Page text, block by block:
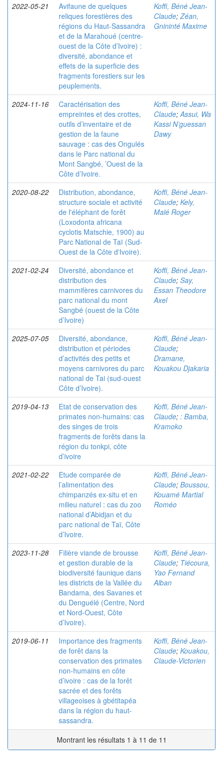
2022-05-21
Avifaune de quelques
reliques forestières des
régions du Haut-Sassandra
et de la Marahoué (centre-
ouest de la Côte d’Ivoire) :
diversité, abondance et
effets de la superficie des
fragments forestiers sur les
peuplements.
Koffi, Béné Jean-
Claude; Zéan,
Gnininté Maxime
2024-11-16
Caractérisation des
empreintes et des crottes,
outils d’inventaire et de
gestion de la faune
sauvage : cas des Ongulés
dans le Parc national du
Mont Sangbé, ’Ouest de la
Côte d’Ivoire.
Koffi, Béné Jean-
Claude; Assui, Wa
Kassi N’guessan
Dawy
2020-08-22
Distribution, abondance,
structure sociale et activité
de l'éléphant de forêt
(Loxodonta africana
cyclotis Matschie, 1900) au
Parc National de Taï (Sud-
Ouest de la Côte d'Ivoire).
Koffi, Béné Jean-
Claude; Kely,
Malé Roger
2021-02-24
Diversité, abondance et
distribution des
mammifères carnivores du
parc national du mont
Sangbé (ouest de la Côte
d’Ivoire)
Koffi, Béné Jean-
Claude; Say,
Essan Theodore
Axel
2025-07-05
Diversité, abondance,
distribution et périodes
d’activités des petits et
moyens carnivores du parc
national de Tai (sud-ouest
Côte d’Ivoire).
Koffi, Béné Jean-
Claude;
Dramane,
Kouakou Djakaria
2019-04-13
Etat de conservation des
primates non-humains: cas
des singes de trois
fragments de forêts dans la
région du tonkpi, côte
d’ivoire
Koffi, Béné Jean-
Claude; : Bamba,
Kramoko
2021-02-22
Etude comparée de
l’alimentation des
chimpanzés ex-situ et en
milieu naturel : cas du zoo
national d’Abidjan et du
parc national de Taï, Côte
d’Ivoire.
Koffi, Béné Jean-
Claude; Boussou,
Kouamé Martial
Roméo
2023-11-28
Filière viande de brousse
et gestion durable de la
biodiversité faunique dans
les districts de la Vallée du
Bandama, des Savanes et
du Denguélé (Centre, Nord
et Nord-Ouest, Côte
d’Ivoire).
Koffi, Béné Jean-
Claude; Tiécoura,
Yao Fernand
Alban
2019-06-11
Importance des fragments
de forêt dans la
conservation des primates
non-humains en côte
d’ivoire : cas de la forêt
sacrée et des forêts
villageoises à gbétitapéa
dans la région du haut-
sassandra.
Koffi, Béné Jean-
Claude; Kouakou,
Claude-Victorien
Montrant les résultats 1 à 11 de 11